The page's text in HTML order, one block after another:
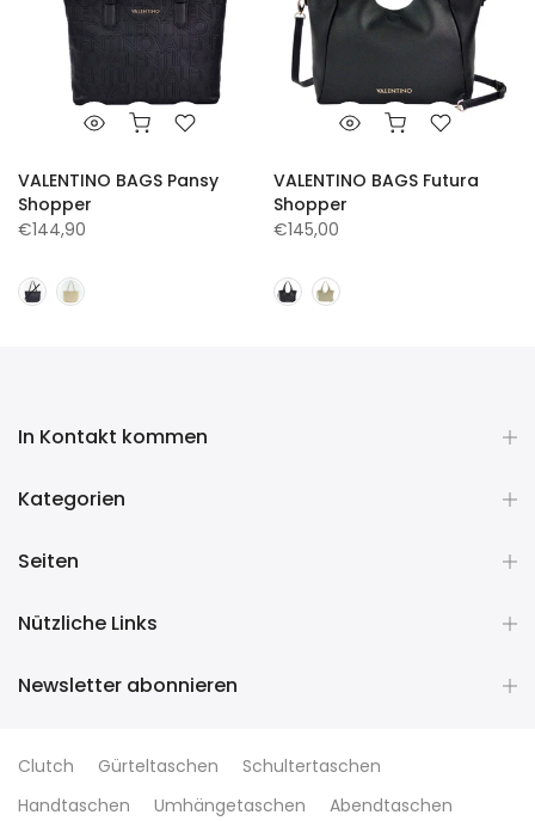
VALENTINO BAGS Pansy
Shopper
€144,90
VALENTINO BAGS Futura
Shopper
€145,00
In Kontakt kommen
Kategorien
Seiten
Nützliche Links
Newsletter abonnieren
Clutch Gürteltaschen
Schultertaschen
Handtaschen
Umhängetaschen Abendtaschen